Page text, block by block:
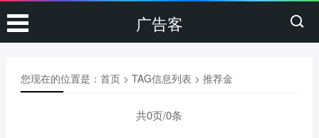
广告客
您现在的位置是： 首页> TAG信息列表 > 推荐金
共0页/0条